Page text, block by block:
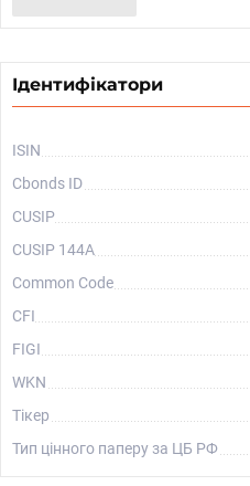
Ідентифікатори
ISIN
Cbonds ID
CUSIP
CUSIP 144A
Common Code
CFI
FIGI
WKN
Тікер
Тип цінного паперу за ЦБ РФ